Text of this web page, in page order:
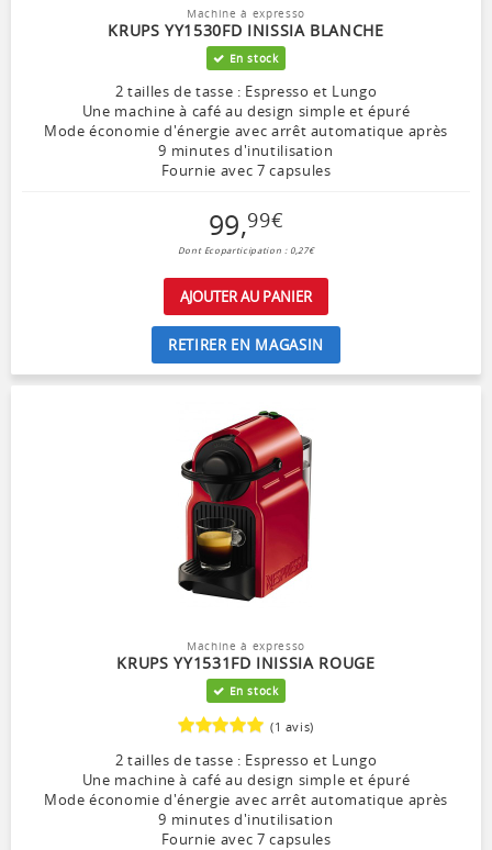
Machine à expresso
KRUPS YY1530FD INISSIA BLANCHE
En stock
2 tailles de tasse : Espresso et Lungo
Une machine à café au design simple et épuré
Mode économie d'énergie avec arrêt automatique après
9 minutes d'inutilisation
Fournie avec 7 capsules
99,99€
Dont Ecoparticipation : 0,27€
AJOUTER AU PANIER
RETIRER EN MAGASIN
Machine à expresso
KRUPS YY1531FD INISSIA ROUGE
En stock
(1 avis)
2 tailles de tasse : Espresso et Lungo
Une machine à café au design simple et épuré
Mode économie d'énergie avec arrêt automatique après
9 minutes d'inutilisation
Fournie avec 7 capsules